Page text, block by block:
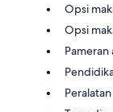
Opsi
Opsi
Pameran